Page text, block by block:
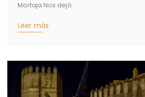
Mortaja Nos dejó
Leer más